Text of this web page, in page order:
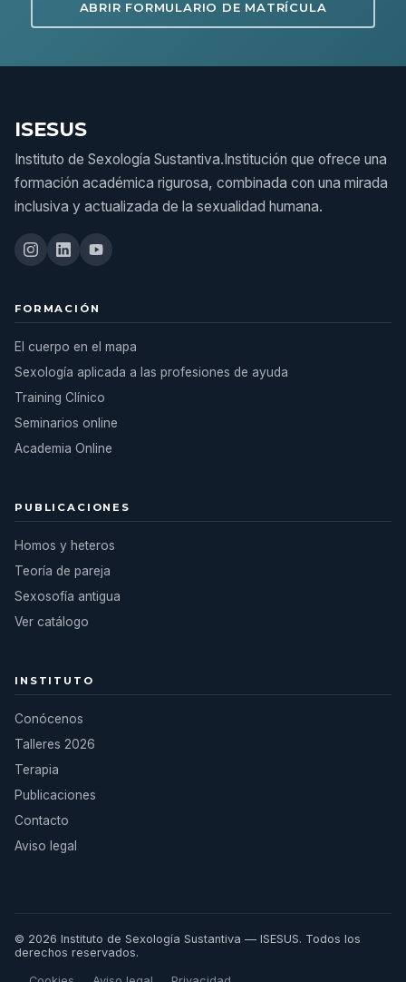
ABRIR FORMULARIO DE MATRÍCULA
ISESUS
Instituto de Sexología Sustantiva.Institución que ofrece una
formación académica rigurosa, combinada con una mirada
inclusiva y actualizada de la sexualidad humana.
FORMACIÓN
El cuerpo en el mapa
Sexología aplicada a las profesiones de ayuda
Training Clínico
Seminarios online
Academia Online
PUBLICACIONES
Homos y heteros
Teoría de pareja
Sexosofía antigua
Ver catálogo
INSTITUTO
Conócenos
Talleres 2026
Terapia
Publicaciones
Contacto
Aviso legal
© 2026 Instituto de Sexología Sustantiva — ISESUS. Todos los
derechos reservados.